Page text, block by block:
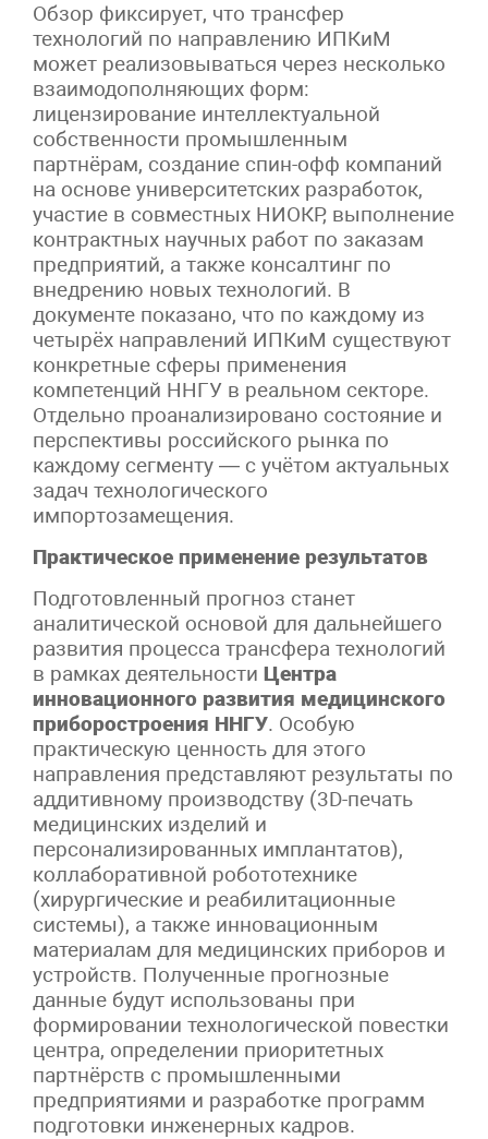
Обзор фиксирует, что трансфер
технологий по направлению ИПКиМ
может реализовываться через несколько
взаимодополняющих форм:
лицензирование интеллектуальной
собственности промышленным
партнёрам, создание спин-офф компаний
на основе университетских разработок,
участие в совместных НИОКР, выполнение
контрактных научных работ по заказам
предприятий, а также консалтинг по
внедрению новых технологий. В
документе показано, что по каждому из
четырёх направлений ИПКиМ существуют
конкретные сферы применения
компетенций ННГУ в реальном секторе.
Отдельно проанализировано состояние и
перспективы российского рынка по
каждому сегменту — с учётом актуальных
задач технологического
импортозамещения.
Практическое применение результатов
Подготовленный прогноз станет
аналитической основой для дальнейшего
развития процесса трансфера технологий
в рамках деятельности Центра
инновационного развития медицинского
приборостроения ННГУ. Особую
практическую ценность для этого
направления представляют результаты по
аддитивному производству (3D-печать
медицинских изделий и
персонализированных имплантатов),
коллаборативной робототехнике
(хирургические и реабилитационные
системы), а также инновационным
материалам для медицинских приборов и
устройств. Полученные прогнозные
данные будут использованы при
формировании технологической повестки
центра, определении приоритетных
партнёрств с промышленными
предприятиями и разработке программ
подготовки инженерных кадров.